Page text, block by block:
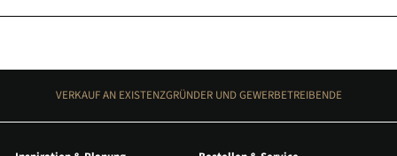
Adresse
VERKAUF AN EXISTENZGRÜNDER UND GEWERBETREIBENDE